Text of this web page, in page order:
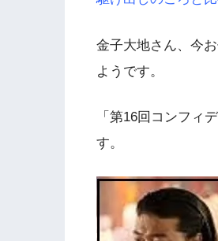
金子大地さん、今
ようです。
「第16回コンフィ
す。